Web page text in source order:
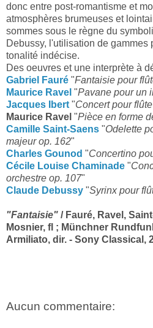
donc entre post-romantisme et
atmosphères brumeuses et
sommes sous le règne du
Debussy, l'utilisation de gammes
tonalité indécise.
Des oeuvres et une interprète à
Gabriel Fauré "Fantaisie pour
Maurice Ravel "Pavane pour un
Jacques Ibert "Concert pour
Maurice Ravel "Pièce en forme
Camille Saint-Saens "Odelette
majeur op. 162"
Charles Gounod "Concertino
Cécile Louise Chaminade "
orchestre op. 107"
Claude Debussy "Syrinx pour
"Fantaisie" / Fauré, Ravel,
Mosnier, fl ; Münchner
Armiliato, dir. - Sony Classical,
Aucun commentaire: